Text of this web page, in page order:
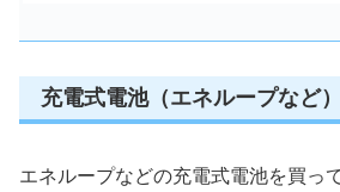
充電式電池（エネループなど
エネループなどの充電式電池を買っ